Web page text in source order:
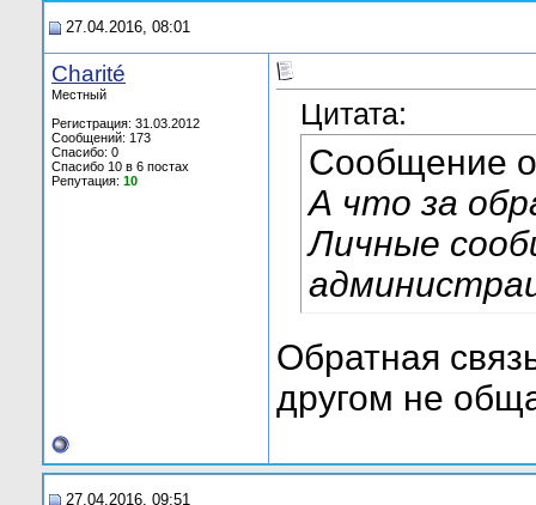
27.04.2016, 08:01
Charité
Местный
Регистрация: 31.03.2012
Сообщений: 173
Спасибо: 0
Спасибо 10 в 6 постах
Репутация: 10
Цитата:
Сообщение
А что за
Личные
Обратная
другом не
27.04.2016, 09:51